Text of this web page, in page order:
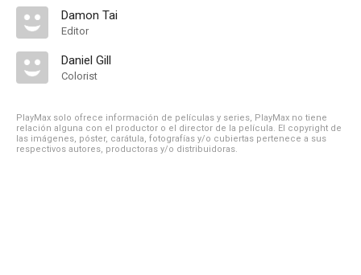
Damon Tai
Editor
Daniel Gill
Colorist
PlayMax solo ofrece información de películas y series, PlayMax no tiene
relación alguna con el productor o el director de la película. El copyright de
las imágenes, póster, carátula, fotografías y/o cubiertas pertenece a sus
respectivos autores, productoras y/o distribuidoras.